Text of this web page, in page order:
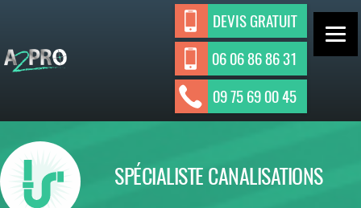
contenu
DEVIS GRATUIT
06 06 86 86 31
09 75 69 00 45
ASSAINISSEMENT INDIVIDUEL ET
COLLECTIF
SPÉCIALISTE CANALISATIONS